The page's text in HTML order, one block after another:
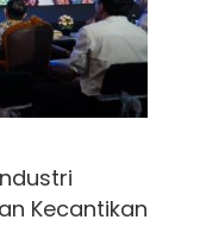
Kecantikan